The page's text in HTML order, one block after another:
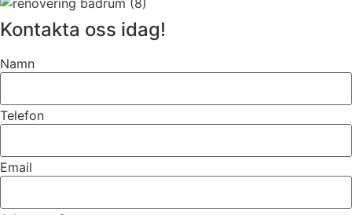
Kontakta oss idag!
Namn
Telefon
Email